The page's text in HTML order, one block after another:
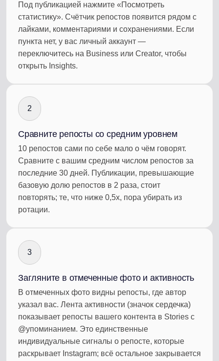
Под публикацией нажмите «Посмотреть
статистику». Счётчик репостов появится рядом с
лайками, комментариями и сохранениями. Если
пункта нет, у вас личный аккаунт —
переключитесь на Business или Creator, чтобы
открыть Insights.
2
Сравните репосты со средним уровнем
10 репостов сами по себе мало о чём говорят.
Сравните с вашим средним числом репостов за
последние 30 дней. Публикации, превышающие
базовую долю репостов в 2 раза, стоит
повторять; те, что ниже 0,5x, пора убирать из
ротации.
3
Загляните в отмеченные фото и активность
В отмеченных фото видны репосты, где автор
указал вас. Лента активности (значок сердечка)
показывает репосты вашего контента в Stories с
@упоминанием. Это единственные
индивидуальные сигналы о репосте, которые
раскрывает Instagram; всё остальное закрывается